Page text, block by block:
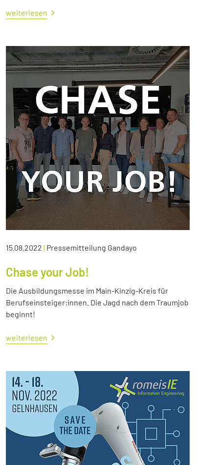
weiterlesen
15.08.2022 | Pressemitteilung Gandayo
Chase your Job!
Die Ausbildungsmesse im Main-Kinzig-Kreis für
Berufseinsteiger:innen. Die Jagd nach dem Traumjob
beginnt!
weiterlesen